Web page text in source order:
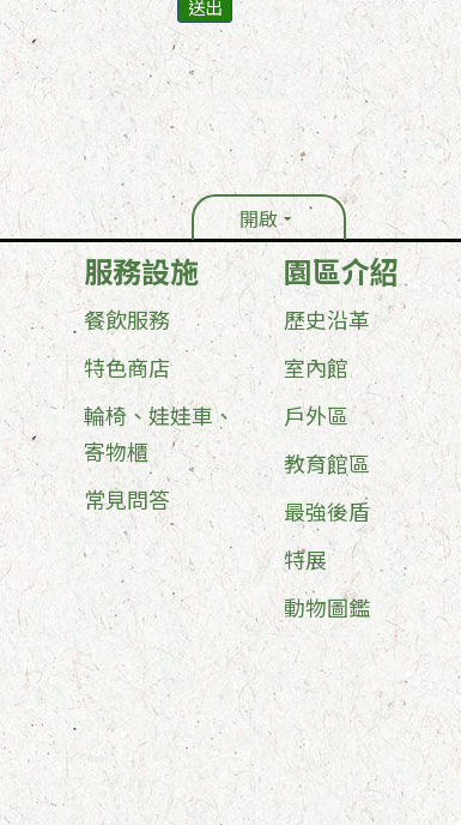
開啟
服務設施
餐飲服務
特色商店
輪椅、娃娃車、
寄物櫃
常見問答
園區介紹
歷史沿革
室內館
戶外區
教育館區
最強後盾
特展
動物圖鑑